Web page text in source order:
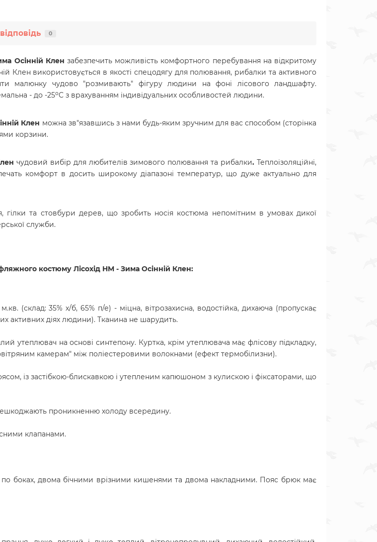
0
Осінній Клен забезпечить можливість комфортного перебування на відкритому
Клен використовується в якості спецодягу для полювання, рибалки та активного
малюнку чудово "розмивають" фігуру людини на фоні лісового ландшафту.
- до -25оC з врахуванням індивідуальних особливостей людини.
Клен можна зв"язавшись з нами будь-яким зручним для вас способом (сторінка
корзини.
чудовий вибір для любителів зимового полювання та рибалки.Теплоізоляційні,
комфорт в досить широкому діапазоні температур, що дуже актуально для
гілки та стовбури дерев, що зробить носія костюма непомітним в умовах дикої
служби.
костюму Лісохід HM - Зима Осінній Клен:
(склад: 35% х/б, 65% п/е) - міцна, вітрозахисна, водостійка, дихаюча (пропускає
активних діях людини). Тканина не шарудить.
утеплювач на основі синтепону. Куртка, крім утеплювача має флісову підкладку,
камерам" між поліестеровими волокнами (ефект термобілизни).
із застібкою-блискавкою і утепленим капюшоном з кулискою і фіксаторами, що
проникненню холоду всередину.
клапанами.
боках, двома бічними врізними кишенями та двома накладними. Пояс брюк має